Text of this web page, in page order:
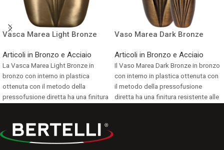
Vasca Marea Light Bronze
Articoli in Bronzo e Acciaio
La Vasca Marea Light Bronze in
bronzo con interno in plastica
ottenuta con il metodo della
pressofusione diretta ha una finitura
scoloramento, con una buona
durata negli anni.
Vaso Marea Dark Bronze
Articoli in Bronzo e Acciaio
Il Vaso Marea Dark Bronze in bronzo
con interno in plastica ottenuta con
il metodo della pressofusione
diretta ha una finitura resistente alle